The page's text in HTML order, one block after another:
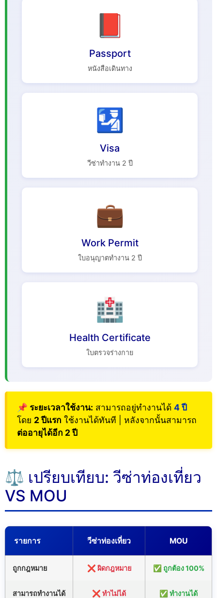
📕
Passport
หนังสือเดินทาง
🛂
Visa
วีซ่าทำงาน 2 ปี
💼
Work Permit
ใบอนุญาตทำงาน 2 ปี
🏥
Health Certificate
ใบตรวจร่างกาย
📌 ระยะเวลาใช้งาน: สามารถอยู่ทำงานได้ 4 ปี
โดย 2 ปีแรก ใช้งานได้ทันที | หลังจากนั้นสามารถ
ต่ออายุได้อีก 2 ปี
⚖️ เปรียบเทียบ: วีซ่าท่องเที่ยว
VS MOU
รายการ วีซ่าท่องเที่ยว MOU
ถูกกฎหมาย ❌ ผิดกฎหมาย ✅ ถูกต้อง 100%
สามารถทำงานได้ ❌ ทำไม่ได้ ✅ ทำงานได้